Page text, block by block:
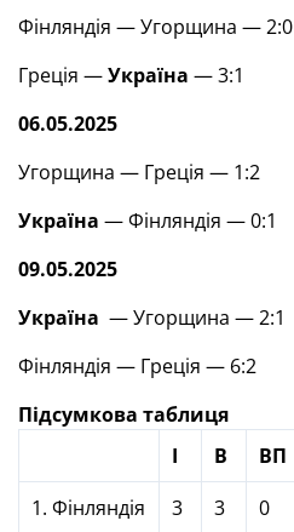
Фінляндія — Угорщина — 2:0
Греція —Україна — 3:1
06.05.2025
Угорщина — Греція — 1:2
Україна — Фінляндія — 0:1
09.05.2025
Україна — Угорщина — 2:1
Фінляндія — Греція — 6:2
Підсумкова таблиця
І
В ВП
1. Фінляндія
3 3 0